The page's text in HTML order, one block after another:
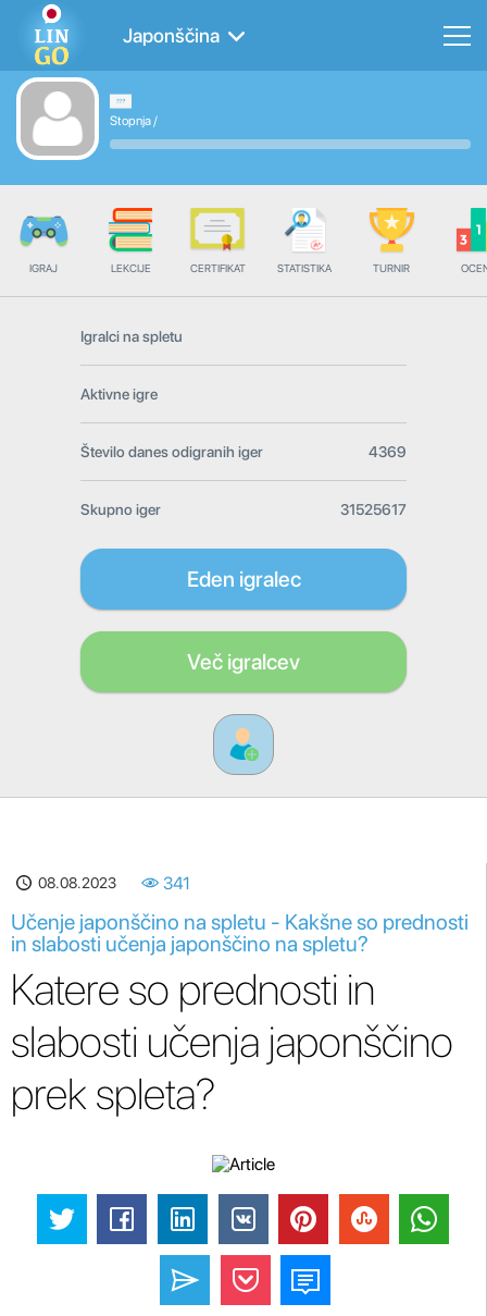
Japonščina
Stopnja/
IGRAJ LEKCIJE CERTIFIKAT STATISTIKA TURNIR
Igralci na spletu
Aktivne igre
Število danes odigranih iger 4369
Skupno iger 31525617
Eden igralec
Več igralcev
08.08.2023 341
Učenje japonščino na spletu - Kakšne so prednosti
in slabosti učenja japonščino na spletu?
Katere so prednosti in
slabosti učenja japonščino
prek spleta?